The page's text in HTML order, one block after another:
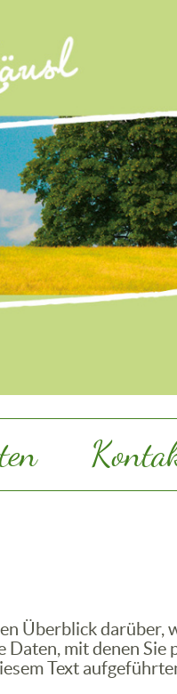
Überblick
Daten, mit denen
Text